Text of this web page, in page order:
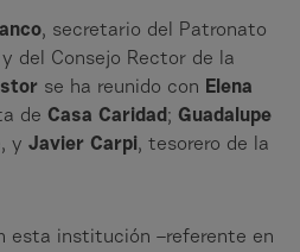
, secretario del Patronato
y del Consejo Rector de la
se ha reunido con Elena
de Casa Caridad; Guadalupe
y Javier Carpi, tesorero de la
esta institución –referente en